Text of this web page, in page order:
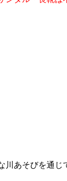
あそびを通